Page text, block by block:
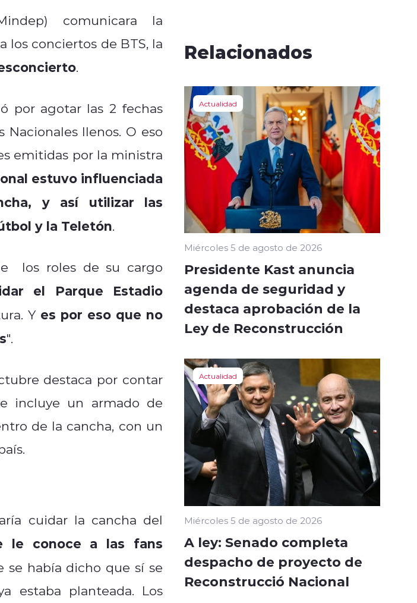
comunicara la
los conciertos de BTS, la
.
por agotar las 2 fechas
Nacionales llenos. O eso
emitidas por la ministra
estuvo influenciada
y así utilizar las
y la Teletón.
los roles de su cargo
el Parque Estadio
Y es por eso que no
".
destaca por contar
incluye un armado de
de la cancha, con un
cuidar la cancha del
le conoce a las fans
se había dicho que sí se
estaba planteada. Los
Relacionados
Actualidad
Miércoles 5 de agosto de 2026
Presidente Kast anuncia
agenda de seguridad y
destaca aprobación de la
Ley de Reconstrucción
Actualidad
Miércoles 5 de agosto de 2026
A ley: Senado completa
despacho de proyecto de
Reconstrucció Nacional